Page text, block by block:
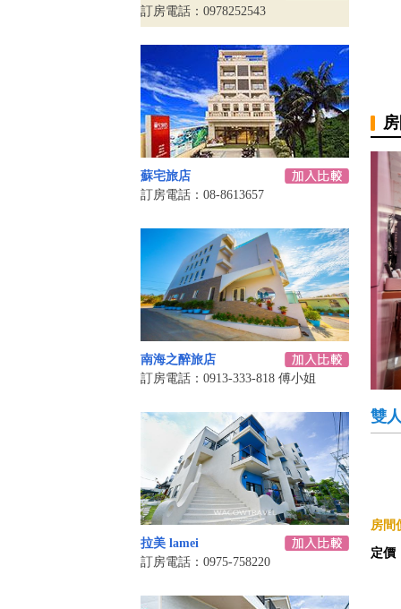
訂房電話：0978252543
蘇宅旅店
訂房電話：08-8613657
南海之醉旅店
訂房電話：0913-333-818 傅小姐
拉美 lamei
訂房電話：0975-758220
雙
房間
定價